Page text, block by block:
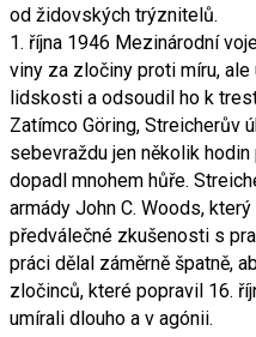
od židovských trýznitelů.
1. října 1946 Mezinárodní
viny za zločiny proti míru,
lidskosti a odsoudil ho k
Zatímco Göring, Streicherův
sebevraždu jen několik
dopadl mnohem hůře.
armády John C. Woods,
předválečné zkušenosti s
práci dělal záměrně špatně,
zločinců, které popravil 16.
umírali dlouho a v agónii.